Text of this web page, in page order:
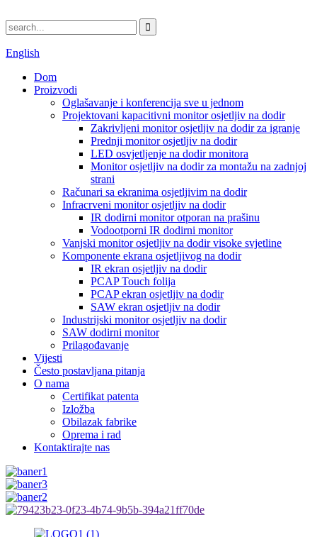
English
Dom
Proizvodi
Oglašavanje i konferencija sve u jednom
Projektovani kapacitivni monitor osjetljiv na dodir
Zakrivljeni monitor osjetljiv na dodir za igranje
Prednji monitor osjetljiv na dodir
LED osvjetljenje na dodir monitora
Monitor osjetljiv na dodir za montažu na zadnjoj
strani
Računari sa ekranima osjetljivim na dodir
Infracrveni monitor osjetljiv na dodir
IR dodirni monitor otporan na prašinu
Vodootporni IR dodirni monitor
Vanjski monitor osjetljiv na dodir visoke svjetline
Komponente ekrana osjetljivog na dodir
IR ekran osjetljiv na dodir
PCAP Touch folija
PCAP ekran osjetljiv na dodir
SAW ekran osjetljiv na dodir
Industrijski monitor osjetljiv na dodir
SAW dodirni monitor
Prilagođavanje
Vijesti
Često postavljana pitanja
O nama
Certifikat patenta
Izložba
Obilazak fabrike
Oprema i rad
Kontaktirajte nas